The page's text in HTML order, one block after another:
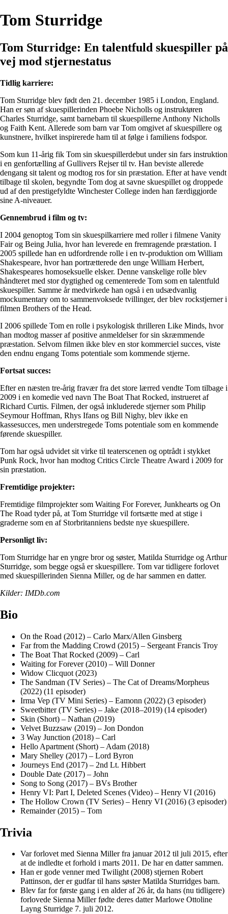
Tom Sturridge
Tom Sturridge: En talentfuld skuespiller på
vej mod stjernestatus
Tidlig karriere:
Tom Sturridge blev født den 21. december 1985 i London, England.
Han er søn af skuespillerinden Phoebe Nicholls og instruktøren
Charles Sturridge, samt barnebarn til skuespillerne Anthony Nicholls
og Faith Kent. Allerede som barn var Tom omgivet af skuespillere og
kunstnere, hvilket inspirerede ham til at følge i familiens fodspor.
Som kun 11-årig fik Tom sin skuespillerdebut under sin fars instruktion
i en genfortælling af Gullivers Rejser til tv. Han beviste allerede
dengang sit talent og modtog ros for sin præstation. Efter at have vendt
tilbage til skolen, begyndte Tom dog at savne skuespillet og droppede
ud af den prestigefyldte Winchester College inden han færdiggjorde
sine A-niveauer.
Gennembrud i film og tv:
I 2004 genoptog Tom sin skuespilkarriere med roller i filmene Vanity
Fair og Being Julia, hvor han leverede en fremragende præstation. I
2005 spillede han en udfordrende rolle i en tv-produktion om William
Shakespeare, hvor han portrætterede den unge William Herbert,
Shakespeares homoseksuelle elsker. Denne vanskelige rolle blev
håndteret med stor dygtighed og cementerede Tom som en talentfuld
skuespiller. Samme år medvirkede han også i en udsædvanlig
mockumentary om to sammenvoksede tvillinger, der blev rockstjerner i
filmen Brothers of the Head.
I 2006 spillede Tom en rolle i psykologisk thrilleren Like Minds, hvor
han modtog masser af positive anmeldelser for sin skræmmende
præstation. Selvom filmen ikke blev en stor kommerciel succes, viste
den endnu engang Toms potentiale som kommende stjerne.
Fortsat succes:
Efter en næsten tre-årig fravær fra det store lærred vendte Tom tilbage i
2009 i en komedie ved navn The Boat That Rocked, instrueret af
Richard Curtis. Filmen, der også inkluderede stjerner som Philip
Seymour Hoffman, Rhys Ifans og Bill Nighy, blev ikke en
kassesucces, men understregede Toms potentiale som en kommende
førende skuespiller.
Tom har også udvidet sit virke til teaterscenen og optrådt i stykket
Punk Rock, hvor han modtog Critics Circle Theatre Award i 2009 for
sin præstation.
Fremtidige projekter:
Fremtidige filmprojekter som Waiting For Forever, Junkhearts og On
The Road tyder på, at Tom Sturridge vil fortsætte med at stige i
graderne som en af Storbritanniens bedste nye skuespillere.
Personligt liv:
Tom Sturridge har en yngre bror og søster, Matilda Sturridge og Arthur
Sturridge, som begge også er skuespillere. Tom var tidligere forlovet
med skuespillerinden Sienna Miller, og de har sammen en datter.
Kilder: IMDb.com
Bio
On the Road (2012) – Carlo Marx/Allen Ginsberg
Far from the Madding Crowd (2015) – Sergeant Francis Troy
The Boat That Rocked (2009) – Carl
Waiting for Forever (2010) – Will Donner
Widow Clicquot (2023)
The Sandman (TV Series) – The Cat of Dreams/Morpheus
(2022) (11 episoder)
Irma Vep (TV Mini Series) – Eamonn (2022) (3 episoder)
Sweetbitter (TV Series) – Jake (2018–2019) (14 episoder)
Skin (Short) – Nathan (2019)
Velvet Buzzsaw (2019) – Jon Dondon
3 Way Junction (2018) – Carl
Hello Apartment (Short) – Adam (2018)
Mary Shelley (2017) – Lord Byron
Journeys End (2017) – 2nd Lt. Hibbert
Double Date (2017) – John
Song to Song (2017) – BVs Brother
Henry VI: Part I, Deleted Scenes (Video) – Henry VI (2016)
The Hollow Crown (TV Series) – Henry VI (2016) (3 episoder)
Remainder (2015) – Tom
Trivia
Var forlovet med Sienna Miller fra januar 2012 til juli 2015, efter
at de indledte et forhold i marts 2011. De har en datter sammen.
Han er gode venner med Twilight (2008) stjernen Robert
Pattinson, der er gudfar til hans søster Matilda Sturridges barn.
Blev far for første gang i en alder af 26 år, da hans (nu tidligere)
forlovede Sienna Miller fødte deres datter Marlowe Ottoline
Layng Sturridge 7. juli 2012.